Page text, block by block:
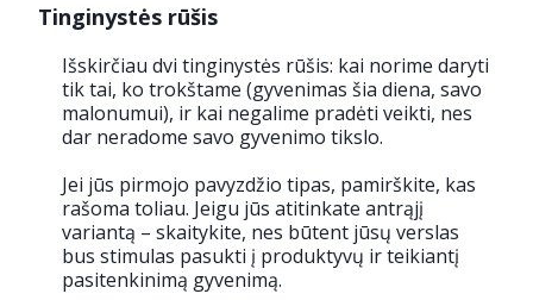
Tinginystės rūšis
Išskirčiau dvi tinginystės rūšis: kai norime daryti
tik tai, ko trokštame (gyvenimas šia diena, savo
malonumui), ir kai negalime pradėti veikti, nes
dar neradome savo gyvenimo tikslo.
Jei jūs pirmojo pavyzdžio tipas, pamirškite, kas
rašoma toliau. Jeigu jūs atitinkate antrąjį
variantą – skaitykite, nes būtent jūsų verslas
bus stimulas pasukti į produktyvų ir teikiantį
pasitenkinimą gyvenimą.